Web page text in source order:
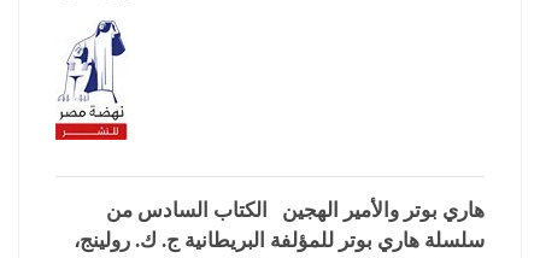
هاري بوتر والأمير الهجين ‏ الكتاب السادس من
سلسلة هاري بوتر للمؤلفة البريطانية ج. ك. رولينج،